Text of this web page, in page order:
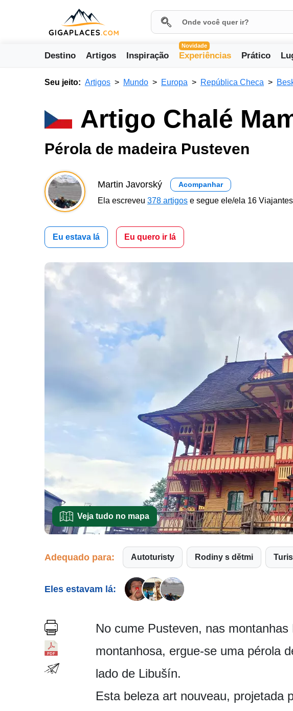
Destino Artigos Inspiração
Novidade
Experiências Prático
Seu jeito: Artigos Mundo Europa República Checa
Artigo Chalé
Pérola de madeira Pusteven
Martin Javorský Acompanhar
Ela escreveu 378 artigos e segue ele/ela 16 Viajantes
Eu estava lá Eu quero ir lá
Veja tudo no mapa
Adequado para: Autoturisty Rodiny s dětmi
Eles estavam lá:
No cume Pusteven, nas
montanhosa, ergue-se uma pérola
lado de Libušín.
Esta beleza art nouveau, projetada